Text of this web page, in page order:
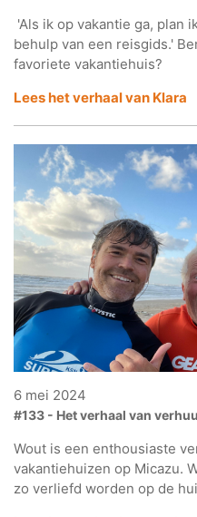
'Als ik op vakantie ga, plan
behulp van een reisgids.'
favoriete vakantiehuis?
Lees het verhaal van Klara
6 mei 2024
#133 - Het verhaal van
Wout is een enthousiaste
vakantiehuizen op Micazu.
zo verliefd worden op de